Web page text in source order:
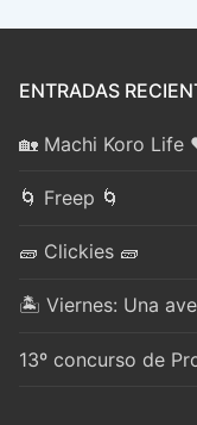
ENTRADAS
🏡 Machi Koro Life
🌀 Freep 🌀
🧱 Clickies 🧱
🏝️ Viernes: Una
13º concurso de